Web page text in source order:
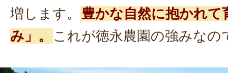
増します。 豊かな自然に抱かれて
み」。
これが徳永農園の強みなの